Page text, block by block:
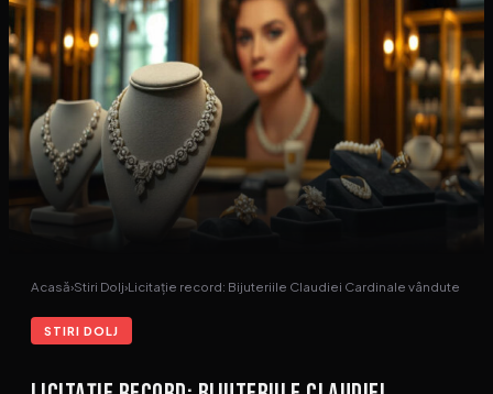
Acasă›Stiri Dolj›Licitație record: Bijuteriile Claudiei Cardinale vândute
STIRI DOLJ